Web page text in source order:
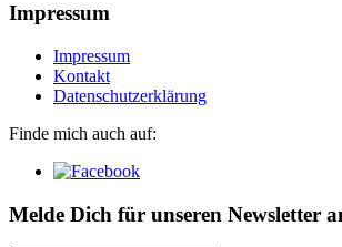
Impressum
Impressum
Kontakt
Datenschutzerklärung
Finde mich auch auf:
Melde Dich für unseren Newsletter